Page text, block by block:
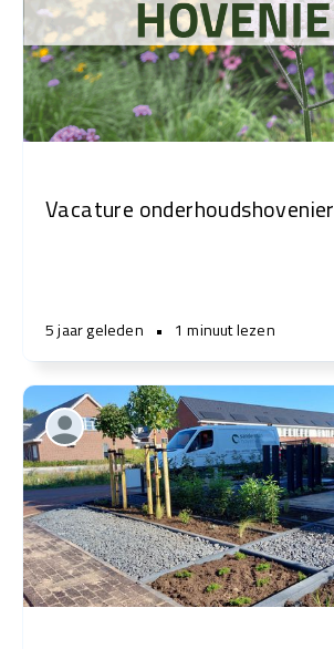
Vacature onderhoudshovenier
5 jaar geleden • 1 minuut lezen